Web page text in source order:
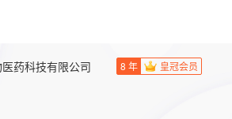
医药科技有限公司 8 年 皇冠会员